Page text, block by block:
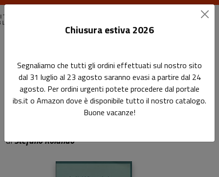
La comunicazione dello
Stato
diStefano Rolando
Chiusura estiva 2026
Segnaliamo che tutti gli ordini effettuati sul nostro sito
dal 31 luglio al 23 agosto saranno evasi a partire dal 24
agosto. Per ordini urgenti potete procedere dal portale
ibs.it o Amazon dove è disponibile tutto il nostro catalogo.
Buone vacanze!